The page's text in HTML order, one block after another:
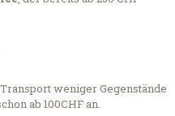
weniger Gegenstände
ab 100CHF an.